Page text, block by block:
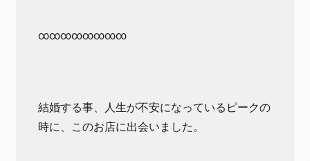
∞∞∞∞∞∞∞∞
結婚する事、人生が不安になっているピークの
時に、このお店に出会いました。